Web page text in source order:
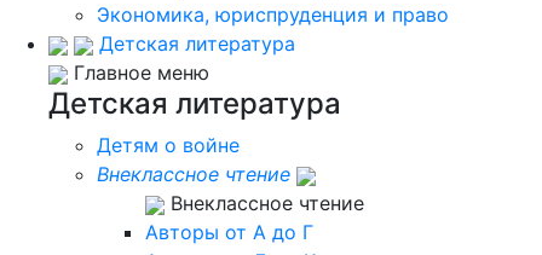
Экономика, юриспруденция и право
Детская литература
Главное меню
Детская литература
Детям о войне
Внеклассное чтение
Внеклассное чтение
Авторы от А до Г